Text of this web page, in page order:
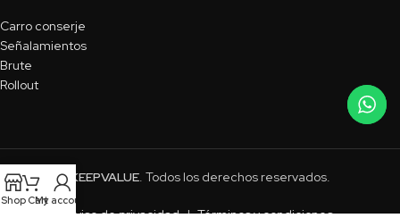
Carro conserje
Señalamientos
Brute
Rollout
KEEPVALUE. Todos los derechos reservados.
Aviso de privacidad | Términos y condiciones
Shop Cart
My account